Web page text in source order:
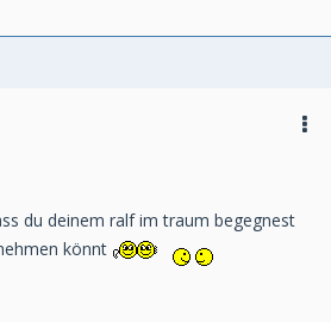
du deinem ralf im traum begegnest
könnt